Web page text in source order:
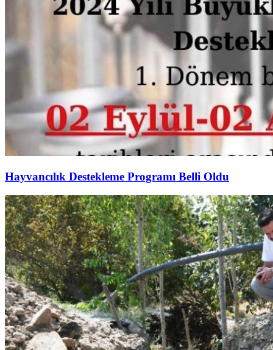
Hayvancılık Destekleme Programı Belli Oldu